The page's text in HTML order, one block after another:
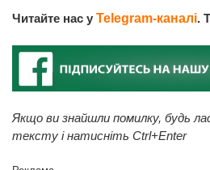
Читайте нас у Telegram-каналі.
Якщо ви знайшли помилку, будь
тексту і натисніть Ctrl+Enter